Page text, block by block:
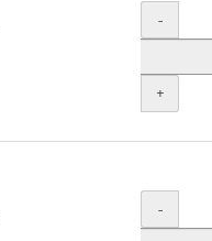
Menge
-
+
Menge
-